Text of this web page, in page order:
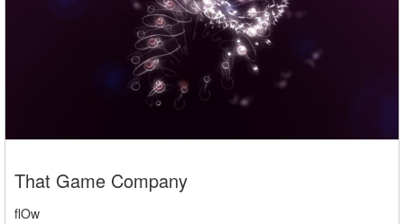
That Game Company
flOw